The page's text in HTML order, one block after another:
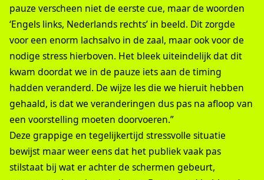
pauze verscheen niet de eerste cue, maar de woorden
‘Engels links, Nederlands rechts’ in beeld. Dit zorgde
voor een enorm lachsalvo in de zaal, maar ook voor de
nodige stress hierboven. Het bleek uiteindelijk dat dit
kwam doordat we in de pauze iets aan de timing
hadden veranderd. De wijze les die we hieruit hebben
gehaald, is dat we veranderingen dus pas na afloop van
een voorstelling moeten doorvoeren.”
Deze grappige en tegelijkertijd stressvolle situatie
bewijst maar weer eens dat het publiek vaak pas
stilstaat bij wat er achter de schermen gebeurt,